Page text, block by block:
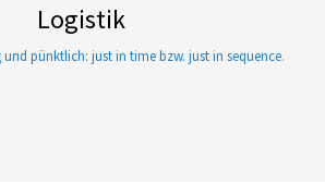
Logistik
und pünktlich: just in time bzw. just in sequence.